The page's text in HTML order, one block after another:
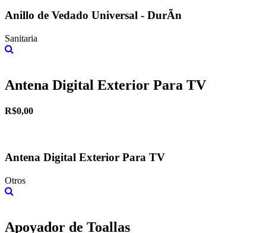
Anillo de Vedado Universal - DurÃ­n
Sanitaria
Antena Digital Exterior Para TV
R$0,00
Antena Digital Exterior Para TV
Otros
Apoyador de Toallas